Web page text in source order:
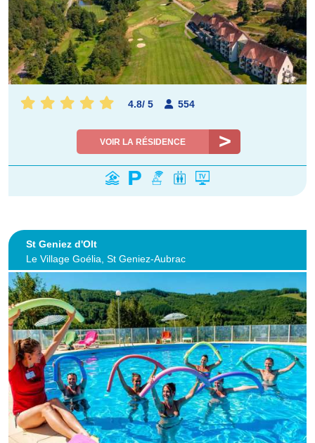
4.8/ 5 554
VOIR LA RÉSIDENCE
St Geniez d'Olt
Le Village Goélia, St Geniez-Aubrac